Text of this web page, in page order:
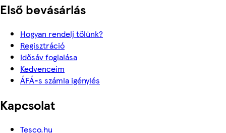
Első bevásárlás
Hogyan rendelj tőlünk?
Regisztráció
Idősáv foglalása
Kedvenceim
ÁFÁ-s számla igénylés
Kapcsolat
Tesco.hu